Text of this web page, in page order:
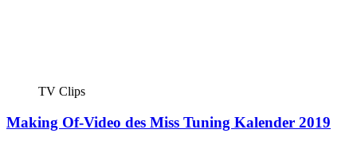
TV Clips
Making Of-Video des Miss Tuning Kalender 2019